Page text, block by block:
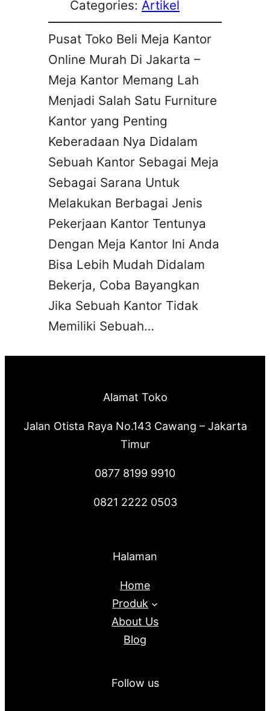
Categories: Artikel
Pusat Toko Beli Meja Kantor
Online Murah Di Jakarta –
Meja Kantor Memang Lah
Menjadi Salah Satu Furniture
Kantor yang Penting
Keberadaan Nya Didalam
Sebuah Kantor Sebagai Meja
Sebagai Sarana Untuk
Melakukan Berbagai Jenis
Pekerjaan Kantor Tentunya
Dengan Meja Kantor Ini Anda
Bisa Lebih Mudah Didalam
Bekerja, Coba Bayangkan
Jika Sebuah Kantor Tidak
Memiliki Sebuah…
Alamat Toko
Jalan Otista Raya No.143 Cawang – Jakarta
Timur
0877 8199 9910
0821 2222 0503
Halaman
Home
Produk
About Us
Blog
Follow us